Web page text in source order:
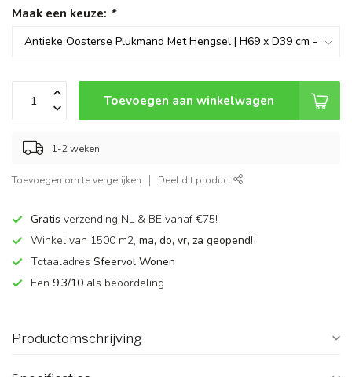
Maak een keuze: *
Toevoegen aan winkelwagen
1-2 weken
Toevoegen om te vergelijken Deel dit product
Gratis verzending NL & BE vanaf €75!
Winkel van 1500 m2, ma, do, vr, za geopend!
Totaaladres Sfeervol Wonen
Een 9,3/10 als beoordeling
Productomschrijving